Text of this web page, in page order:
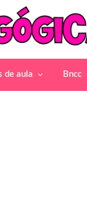
de aula Bncc